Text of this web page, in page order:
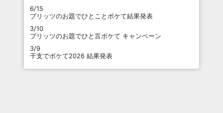
6/15
プリッツのお題でひとことボケて結果発表
3/10
プリッツのお題でひと言ボケて キャンペーン
3/9
干支でボケて2026 結果発表